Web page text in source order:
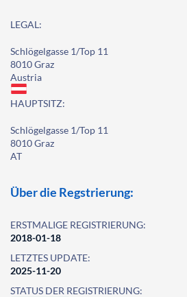
LEGAL:
Schlögelgasse 1/Top 11
8010 Graz
Austria
HAUPTSITZ:
Schlögelgasse 1/Top 11
8010 Graz
AT
Über die Regstrierung:
ERSTMALIGE REGISTRIERUNG:
2018-01-18
LETZTES UPDATE:
2025-11-20
STATUS DER REGISTRIERUNG: